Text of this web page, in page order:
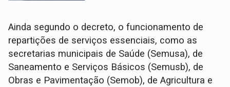
Ainda segundo o decreto, o funcionamento de
repartições de serviços essenciais, como as
secretarias municipais de Saúde (Semusa), de
Saneamento e Serviços Básicos (Semusb), de
Obras e Pavimentação (Semob), de Agricultura e